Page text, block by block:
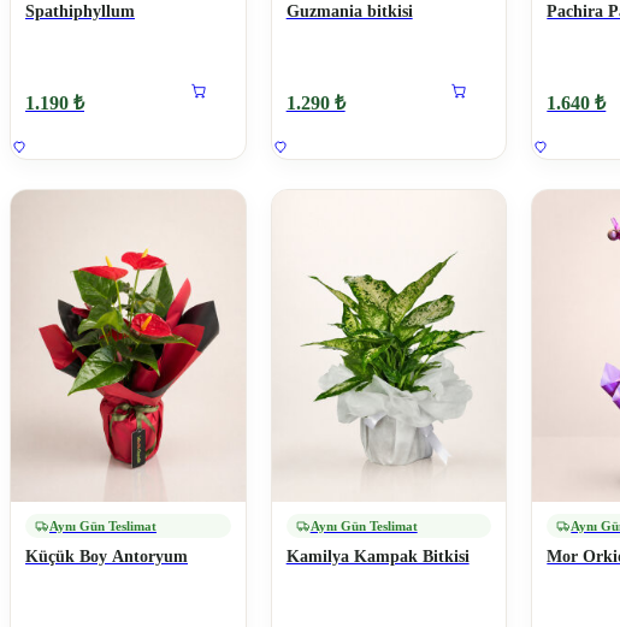
Spathiphyllum
1.190 ₺
Guzmania bitkisi
1.290 ₺
Pachira
1.640 ₺
Aynı Gün Teslimat
Küçük Boy Antoryum
Aynı Gün Teslimat
Kamilya Kampak Bitkisi
Aynı
Mor